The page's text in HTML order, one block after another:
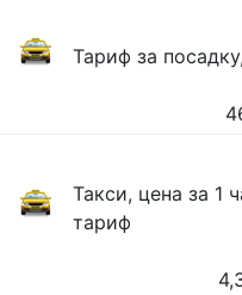
Тариф за
Такси, цена за 1
тариф